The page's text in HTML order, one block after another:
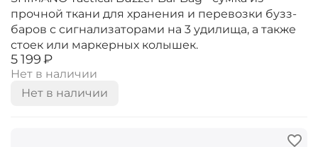
прочной ткани для хранения и перевозки бузз-
баров с сигнализаторами на 3 удилища, а также
стоек или маркерных колышек.
‍5 199‍₽
Нет в наличии
Нет в наличии